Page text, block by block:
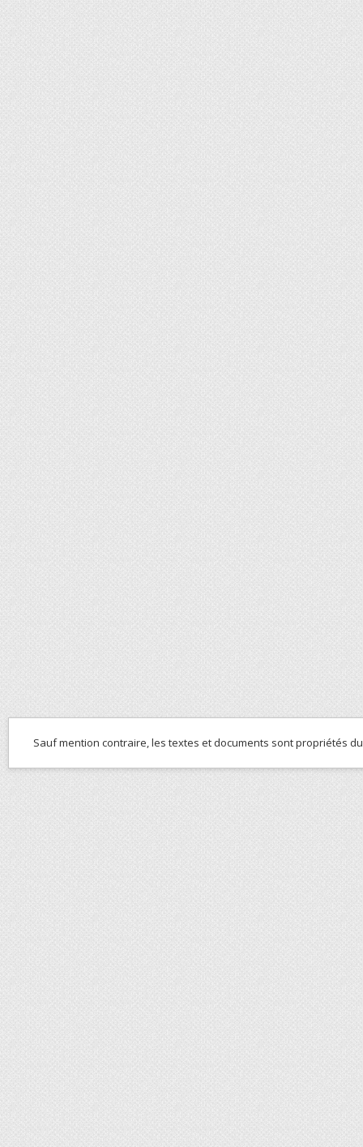
Sauf mention contraire, les textes et documents sont propriétés